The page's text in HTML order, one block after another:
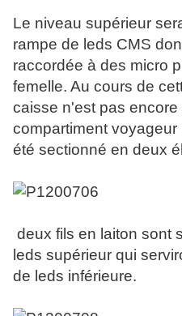
Le niveau supérieur
rampe de leds CMS
raccordée à des micro
femelle. Au cours de
caisse n'est pas encore
compartiment
été sectionné en deux
deux fils en laiton sont
leds supérieur qui
de leds inférieure.